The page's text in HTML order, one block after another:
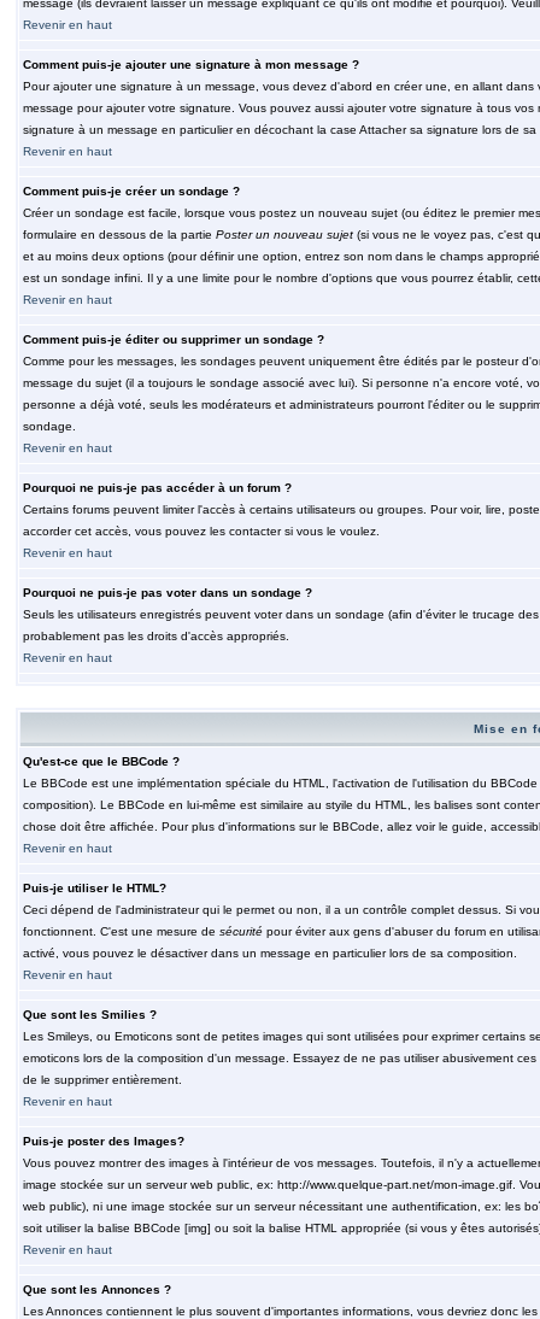
message (ils devraient laisser un message expliquant ce qu'ils ont modifié et pourquoi).
Revenir en haut
Comment puis-je ajouter une signature à mon message ?
Pour ajouter une signature à un message, vous devez d'abord en créer une, en allant
message pour ajouter votre signature. Vous pouvez aussi ajouter votre signature à tous
signature à un message en particulier en décochant la case Attacher sa signature lors de sa
Revenir en haut
Comment puis-je créer un sondage ?
Créer un sondage est facile, lorsque vous postez un nouveau sujet (ou éditez le premier
formulaire en dessous de la partie Poster un nouveau sujet(si vous ne le voyez pas, c'est
et au moins deux options (pour définir une option, entrez son nom dans le champs
est un sondage infini. Il y a une limite pour le nombre d'options que vous pourrez établir,
Revenir en haut
Comment puis-je éditer ou supprimer un sondage ?
Comme pour les messages, les sondages peuvent uniquement être édités par le posteur
message du sujet (il a toujours le sondage associé avec lui). Si personne n'a encore voté,
personne a déjà voté, seuls les modérateurs et administrateurs pourront l'éditer ou le
sondage.
Revenir en haut
Pourquoi ne puis-je pas accéder à un forum ?
Certains forums peuvent limiter l'accès à certains utilisateurs ou groupes. Pour voir, lire,
accorder cet accès, vous pouvez les contacter si vous le voulez.
Revenir en haut
Pourquoi ne puis-je pas voter dans un sondage ?
Seuls les utilisateurs enregistrés peuvent voter dans un sondage (afin d'éviter le trucage
probablement pas les droits d'accès appropriés.
Revenir en haut
Mise en
Qu'est-ce que le BBCode ?
Le BBCode est une implémentation spéciale du HTML, l'activation de l'utilisation du
composition). Le BBCode en lui-même est similaire au styile du HTML, les balises sont
chose doit être affichée. Pour plus d'informations sur le BBCode, allez voir le guide,
Revenir en haut
Puis-je utiliser le HTML?
Ceci dépend de l'administrateur qui le permet ou non, il a un contrôle complet dessus. Si
fonctionnent. C'est une mesure de sécuritépour éviter aux gens d'abuser du forum en
activé, vous pouvez le désactiver dans un message en particulier lors de sa composition.
Revenir en haut
Que sont les Smilies ?
Les Smileys, ou Emoticons sont de petites images qui sont utilisées pour exprimer certains
emoticons lors de la composition d'un message. Essayez de ne pas utiliser abusivement
de le supprimer entièrement.
Revenir en haut
Puis-je poster des Images?
Vous pouvez montrer des images à l'intérieur de vos messages. Toutefois, il n'y a
image stockée sur un serveur web public, ex: http://www.quelque-part.net/mon-image.gif.
web public), ni une image stockée sur un serveur nécessitant une authentification, ex: les
soit utiliser la balise BBCode [img] ou soit la balise HTML appropriée (si vous y êtes
Revenir en haut
Que sont les Annonces ?
Les Annonces contiennent le plus souvent d'importantes informations, vous devriez donc